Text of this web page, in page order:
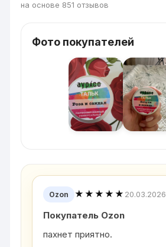
на основе 851 отзывов
Фото покупателей
Ozon ★★★★★ 20.03.2026
Покупатель Ozon
пахнет приятно.